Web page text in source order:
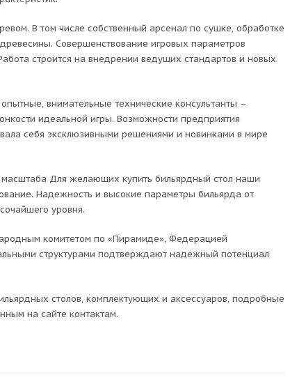
В том числе собственный арсенал по сушке, обработке
Совершенствование игровых параметров
строится на внедрении ведущих стандартов и новых
внимательные технические консультанты –
идеальной игры. Возможности предприятия
себя эксклюзивными решениями и новинками в мире
Для желающих купить бильярдный стол наши
Надежность и высокие параметры бильярда от
уровня.
комитетом по «Пирамиде», Федерацией
структурами подтверждают надежный потенциал
столов, комплектующих и аксессуаров, подробные
на сайте контактам.